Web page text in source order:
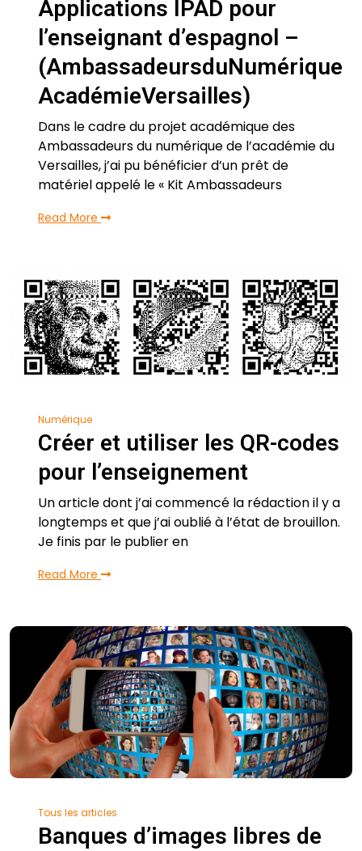
Applications IPAD pour
l’enseignant d’espagnol –
(AmbassadeursduNumérique
AcadémieVersailles)
Dans le cadre du projet académique des
Ambassadeurs du numérique de l’académie du
Versailles, j’ai pu bénéficier d’un prêt de
matériel appelé le « Kit Ambassadeurs
Read More
Numérique
Créer et utiliser les QR-codes
pour l’enseignement
Un article dont j’ai commencé la rédaction il y a
longtemps et que j’ai oublié à l’état de brouillon.
Je finis par le publier en
Read More
Tous les articles
Banques d’images libres de